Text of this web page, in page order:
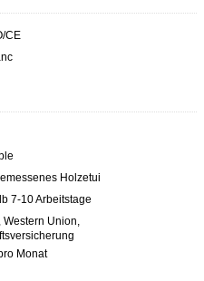
CE
Holzetui
7-10 Arbeitstage
Western Union,
Monat